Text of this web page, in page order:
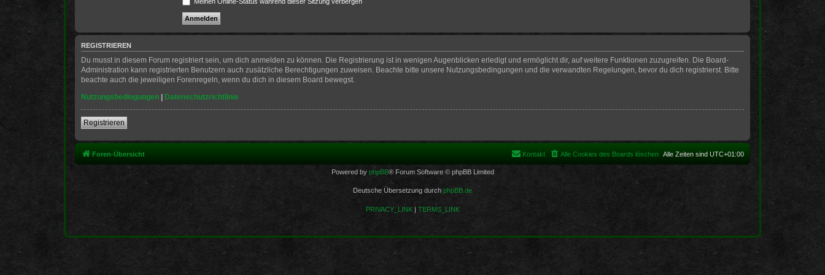
REGISTRIEREN
Du musst in diesem Forum registriert sein, um dich anmelden zu können. Die Registrierung ist in wenigen Augenblicken erledigt und ermöglicht dir, auf weitere Funktionen zuzugreifen. Die Board-
Administration kann registrierten Benutzern auch zusätzliche Berechtigungen zuweisen. Beachte bitte unsere Nutzungsbedingungen und die verwandten Regelungen, bevor du dich registrierst. Bitte
beachte auch die jeweiligen Forenregeln, wenn du dich in diesem Board bewegst.
Nutzungsbedingungen | Datenschutzrichtlinie
Registrieren
Foren-Übersicht Alle Zeiten sind UTC+01:00
Alle Cookies des Boards löschen
Kontakt
Powered by phpBB® Forum Software © phpBB Limited
Deutsche Übersetzung durch phpBB.de
PRIVACY_LINK| TERMS_LINK